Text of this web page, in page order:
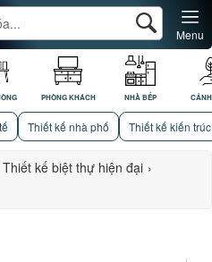
PHÒNG KHÁCH NHÀ BẾP
Menu
Thiết kế nhà phố Thiết kế kiến trúc
Thiết kế biệt thự hiện đại ›